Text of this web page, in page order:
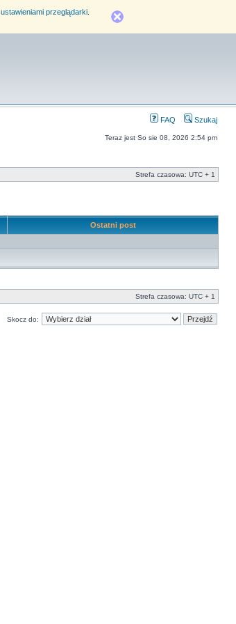
ustawieniami przeglądarki.
FAQ Szukaj
Teraz jest So sie 08, 2026 2:54 pm
Strefa czasowa: UTC + 1
Ostatni post
Strefa czasowa: UTC + 1
Skocz do: